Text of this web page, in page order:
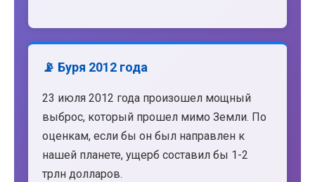
📡 Буря 2012 года
23 июля 2012 года произошел мощный
выброс, который прошел мимо Земли. По
оценкам, если бы он был направлен к
нашей планете, ущерб составил бы 1-2
трлн долларов.